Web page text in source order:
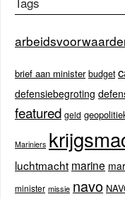
brief aan minister budget
defensiebegroting
featured geld
Mariniers
luchtmacht marine
minister missie navo